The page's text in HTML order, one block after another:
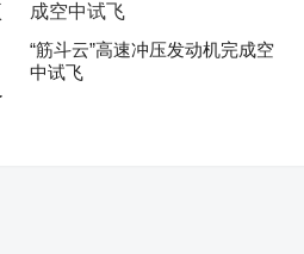
“筋斗云”高速冲压发动机完成空
中试飞